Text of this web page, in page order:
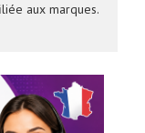
aux marques.